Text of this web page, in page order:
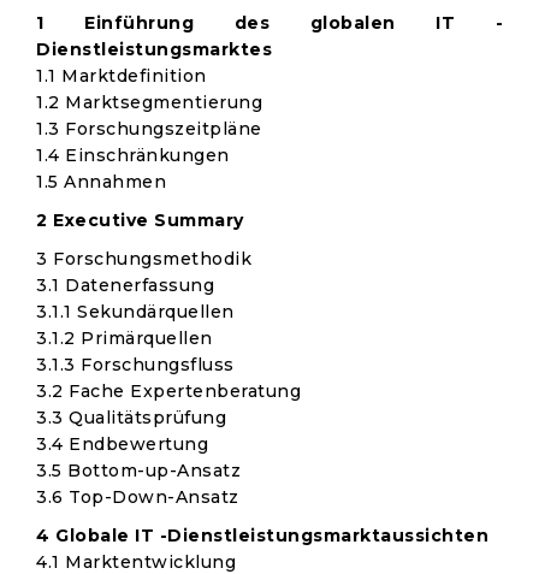
1 Einführung des globalen IT -
Dienstleistungsmarktes
1.1 Marktdefinition
1.2 Marktsegmentierung
1.3 Forschungszeitpläne
1.4 Einschränkungen
1.5 Annahmen
2 Executive Summary
3 Forschungsmethodik
3.1 Datenerfassung
3.1.1 Sekundärquellen
3.1.2 Primärquellen
3.1.3 Forschungsfluss
3.2 Fache Expertenberatung
3.3 Qualitätsprüfung
3.4 Endbewertung
3.5 Bottom-up-Ansatz
3.6 Top-Down-Ansatz
4 Globale IT -Dienstleistungsmarktaussichten
4.1 Marktentwicklung